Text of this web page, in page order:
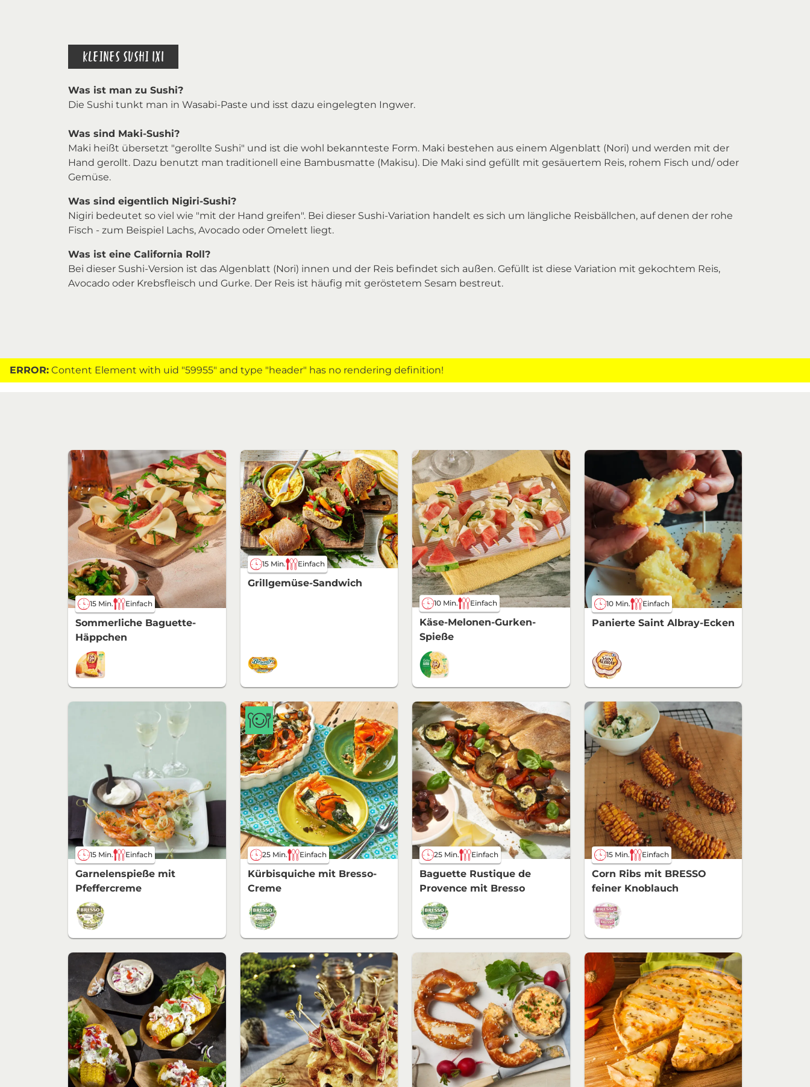
KLEINES SUSHI 1X1
Was ist man zu Sushi?
Die Sushi tunkt man in Wasabi-Paste und isst dazu eingelegten Ingwer.
Was sind Maki-Sushi?
Maki heißt übersetzt "gerollte Sushi" und ist die wohl bekannteste Form. Maki bestehen aus einem Algenblatt (Nori) und werden mit der
Hand gerollt. Dazu benutzt man traditionell eine Bambusmatte (Makisu). Die Maki sind gefüllt mit gesäuertem Reis, rohem Fisch und/ oder
Gemüse.
Was sind eigentlich Nigiri-Sushi?
Nigiri bedeutet so viel wie "mit der Hand greifen". Bei dieser Sushi-Variation handelt es sich um längliche Reisbällchen, auf denen der rohe
Fisch - zum Beispiel Lachs, Avocado oder Omelett liegt.
Was ist eine California Roll?
Bei dieser Sushi-Version ist das Algenblatt (Nori) innen und der Reis befindet sich außen. Gefüllt ist diese Variation mit gekochtem Reis,
Avocado oder Krebsfleisch und Gurke. Der Reis ist häufig mit geröstetem Sesam bestreut.
ERROR: Content Element with uid "59955" and type "header" has no rendering definition!
15 Min. Einfach
Sommerliche Baguette-
Häppchen
15 Min. Einfach
Grillgemüse-Sandwich
10 Min. Einfach
Käse-Melonen-Gurken-
Spieße
10 Min. Einfach
Panierte Saint Albray-Ecken
15 Min. Einfach
Garnelenspieße mit
Pfeffercreme
25 Min. Einfach
Kürbisquiche mit Bresso-
Creme
25 Min. Einfach
Baguette Rustique de
Provence mit Bresso
15 Min. Einfach
Corn Ribs mit BRESSO
feiner Knoblauch